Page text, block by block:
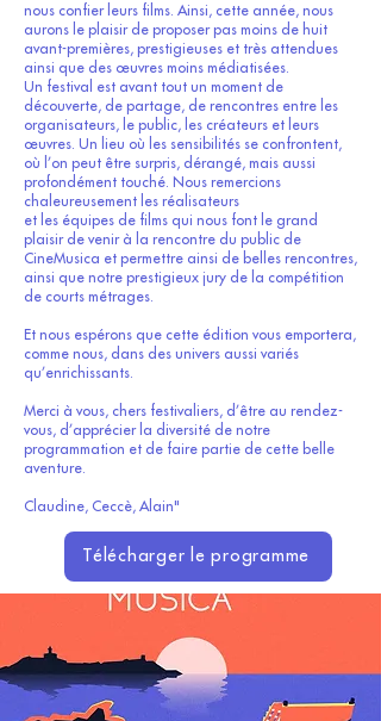
nous confier leurs films. Ainsi, cette année, nous
aurons le plaisir de proposer pas moins de huit
avant-premières, prestigieuses et très attendues
ainsi que des œuvres moins médiatisées.
Un festival est avant tout un moment de
découverte, de partage, de rencontres entre les
organisateurs, le public, les créateurs et leurs
œuvres. Un lieu où les sensibilités se confrontent,
où l’on peut être surpris, dérangé, mais aussi
profondément touché. Nous remercions
chaleureusement les réalisateurs
et les équipes de films qui nous font le grand
plaisir de venir à la rencontre du public de
CineMusica et permettre ainsi de belles rencontres,
ainsi que notre prestigieux jury de la compétition
de courts métrages.
Et nous espérons que cette édition vous emportera,
comme nous, dans des univers aussi variés
qu’enrichissants.
Merci à vous, chers festivaliers, d’être au rendez-
vous, d’apprécier la diversité de notre
programmation et de faire partie de cette belle
aventure.
Claudine, Ceccè, Alain"
Télécharger le programme